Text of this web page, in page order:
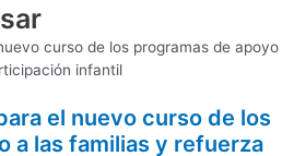
el nuevo curso de los
a las familias y refuerza